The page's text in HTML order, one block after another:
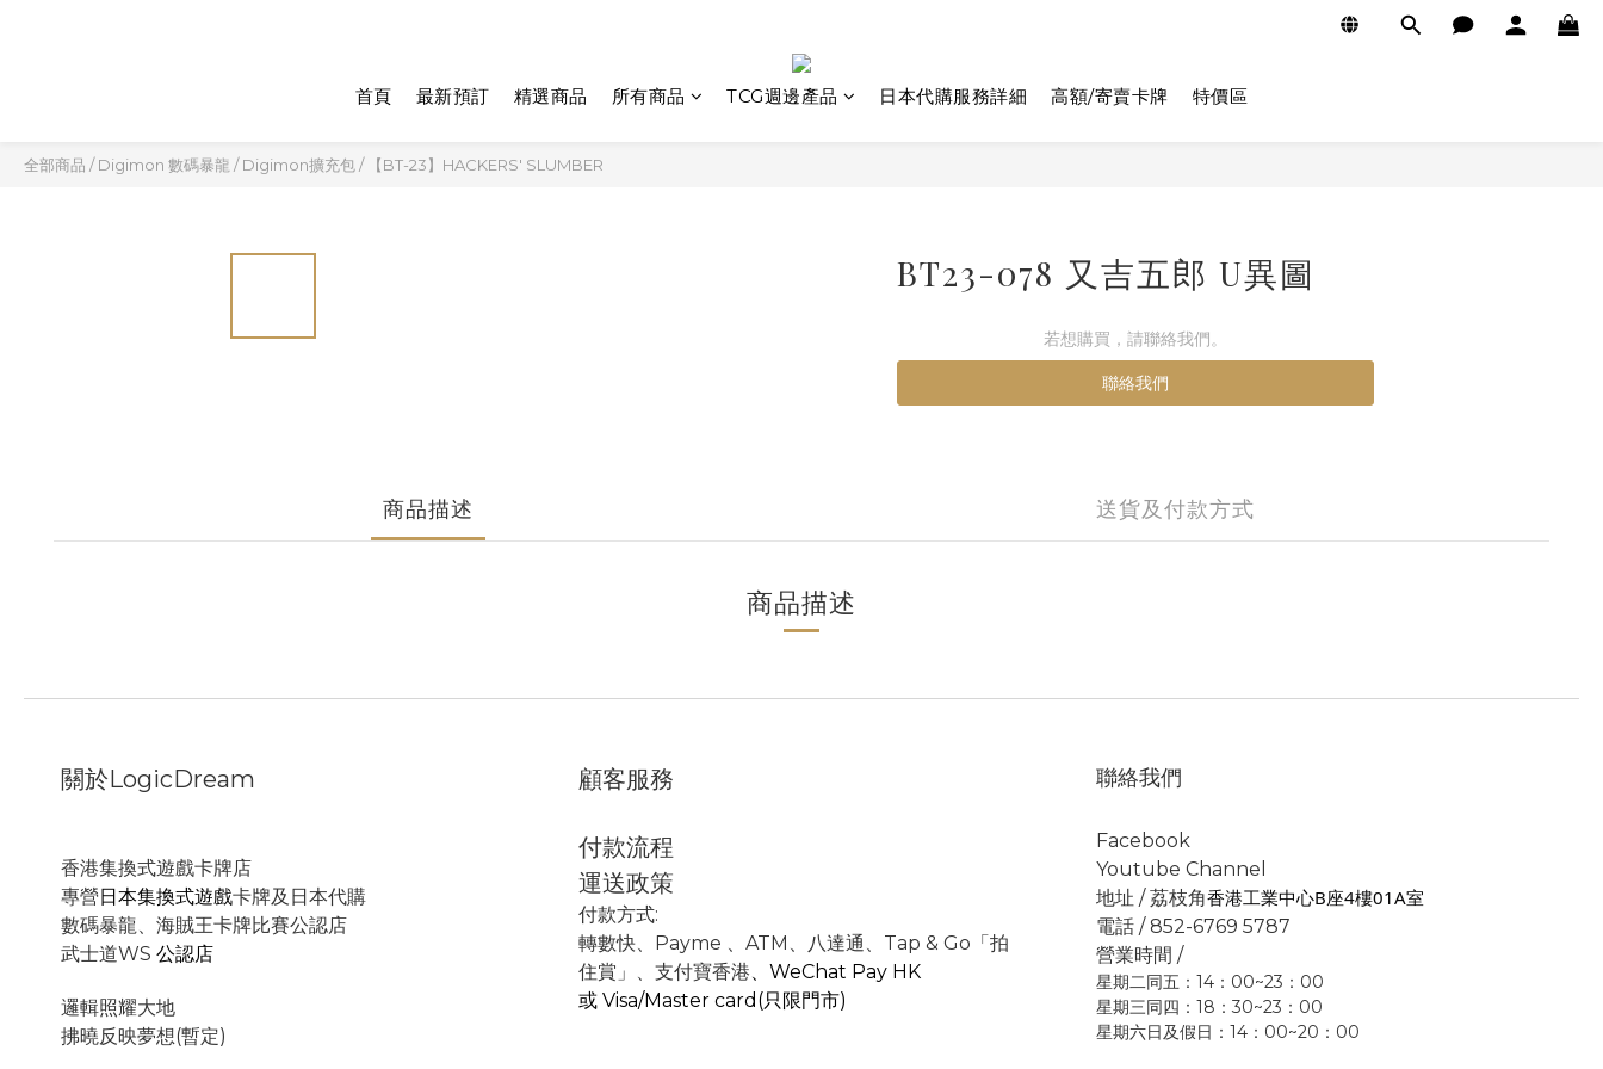
首頁 最新預訂 精選商品 所有商品 TCG週邊產品 日本代購服務詳細 高額/寄賣卡牌 特價區
全部商品 /Digimon 數碼暴龍 /Digimon擴充包/ 【BT-23】HACKERS' SLUMBER
BT23-078 又吉五郎 U異圖
若想購買，請聯絡我們。
聯絡我們
商品描述 送貨及付款方式
商品描述
關於LogicDream
香港集換式遊戲卡牌店
專營日本集換式遊戲卡牌及日本代購
數碼暴龍、海賊王卡牌比賽公認店
武士道WS 公認店
邏輯照耀大地
拂曉反映夢想(暫定)
顧客服務
付款流程
運送政策
付款方式:
轉數快、Payme 、 ATM 、
八達通、Tap & Go「拍
住賞」 、支付寶香港、 WeChat Pay HK
或 Visa/Master card(只限門市)
聯絡我們
Facebook
Youtube Channel
地址 / 荔枝角香港工業中心B座4樓01A室
電話 / 852-6769 5787
營業時間 /
星期二同五：14：00~23：00
星期三同四：18：30~23：00
星期六日及假日：14：00~20：00